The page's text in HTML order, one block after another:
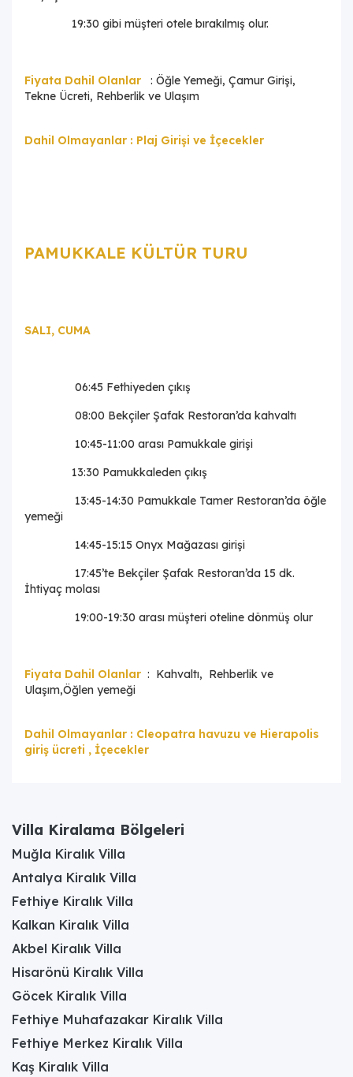
19:30 gibi müşteri otele bırakılmış olur.
Fiyata Dahil Olanlar
: Öğle Yemeği, Çamur Girişi,
Tekne Ücreti, Rehberlik ve Ulaşım
Dahil Olmayanlar : Plaj Girişi ve İçecekler
PAMUKKALE KÜLTÜR TURU
SALI, CUMA
06:45 Fethiyeden çıkış
08:00 Bekçiler Şafak Restoran’da kahvaltı
10:45-11:00 arası Pamukkale girişi
13:30 Pamukkaleden çıkış
13:45-14:30 Pamukkale Tamer Restoran’da öğle
yemeği
14:45-15:15 Onyx Mağazası girişi
17:45’te Bekçiler Şafak Restoran’da 15 dk.
İhtiyaç molası
19:00-19:30 arası müşteri oteline dönmüş olur
Fiyata Dahil Olanlar : Kahvaltı, Rehberlik ve
Ulaşım,Öğlen yemeği
Dahil Olmayanlar : Cleopatra havuzu ve Hierapolis
giriş ücreti , İçecekler
Villa Kiralama Bölgeleri
Muğla Kiralık Villa
Antalya Kiralık Villa
Fethiye Kiralık Villa
Kalkan Kiralık Villa
Akbel Kiralık Villa
Hisarönü Kiralık Villa
Göcek Kiralık Villa
Fethiye Muhafazakar Kiralık Villa
Fethiye Merkez Kiralık Villa
Kaş Kiralık Villa